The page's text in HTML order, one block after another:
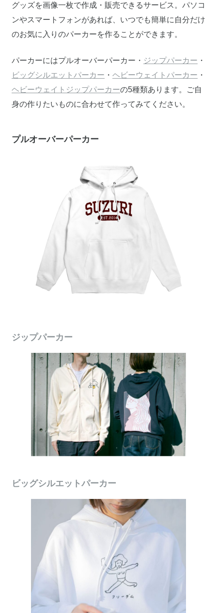
グッズを画像一枚で作成・販売できるサービス。パソコ
ンやスマートフォンがあれば、いつでも簡単に自分だけ
のお気に入りのパーカーを作ることができます。
パーカーにはプルオーバーパーカー・ ジップパーカー ・
ビッグシルエットパーカー ・ ヘビーウェイトパーカー ・
ヘビーウェイトジップパーカーの5種類あります。ご自
身の作りたいものに合わせて作ってみてください。
プルオーバーパーカー
ジップパーカー
ビッグシルエットパーカー